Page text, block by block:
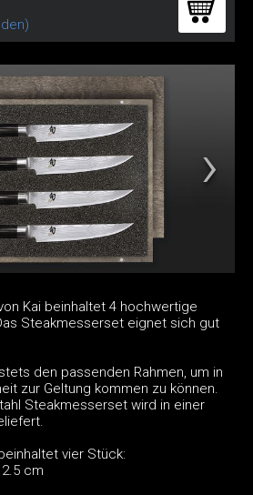
Kai beinhaltet 4 hochwertige
Steakmesserset eignet sich gut
den passenden Rahmen, um in
zur Geltung kommen zu können.
Steakmesserset wird in einer
vier Stück:
cm